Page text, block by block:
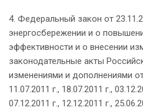
4. Федеральный закон от
энергосбережении и о
эффективности и о внесении
законодательные акты
изменениями и дополнениями от
11.07.2011 г., 18.07.2011 г.,
07.12.2011 г., 12.12.2011 г.,